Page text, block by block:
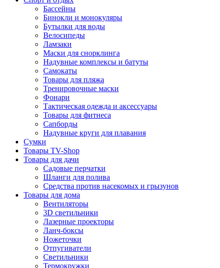
Бассейны
Бинокли и монокуляры
Бутылки для воды
Велосипеды
Ламзаки
Маски для снорклинга
Надувные комплексы и батуты
Самокаты
Товары для пляжа
Тренировочные маски
Фонари
Тактическая одежда и аксессуары
Товары для фитнеса
Сапборды
Надувные круги для плавания
Сумки
Товары TV-Shop
Товары для дачи
Садовые перчатки
Шланги для полива
Средства против насекомых и грызунов
Товары для дома
Вентиляторы
3D светильники
Лазерные проекторы
Ланч-боксы
Ножеточки
Отпугиватели
Светильники
Термокружки